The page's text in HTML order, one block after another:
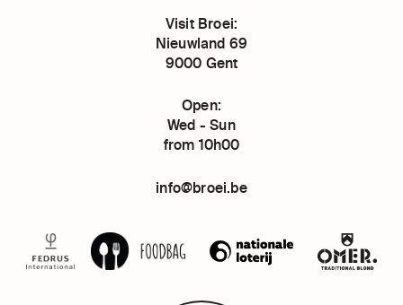
Visit Broei:
Nieuwland 69
9000 Gent
Open:
Wed - Sun
from 10h00
info@broei.be